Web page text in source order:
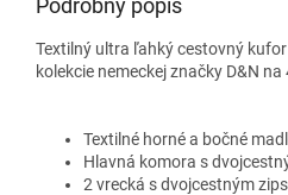
Podrobný popis
Textilný ultra ľahký cestovný
kolekcie nemeckej značky D&N
Textilné horné a bočné
Hlavná komora s
2 vrecká s dvojcestným